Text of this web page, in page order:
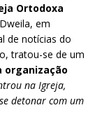
Ortodoxa
em
de notícias do
tratou-se de um
organização
na Igreja,
detonar com um